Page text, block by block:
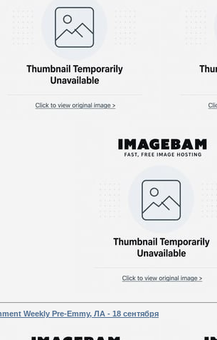
Weekly Pre-Emmy, ЛА - 18 сентября